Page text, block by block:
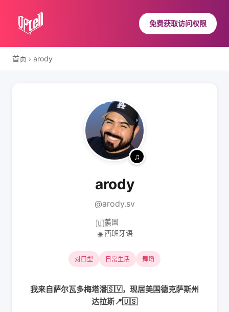
免费获取访问权限
首页 › arody
arody
@arody.sv
🇺🇸美国
🌐 西班牙语
对口型 日常生活 舞蹈
我来自萨尔瓦多梅塔潘🇸🇻，现居美国德克萨斯州
达拉斯📍🇺🇸